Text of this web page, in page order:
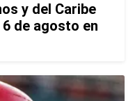
y del Caribe
de agosto en